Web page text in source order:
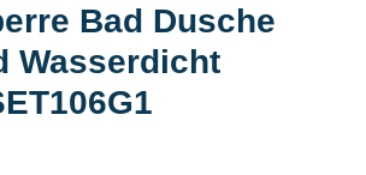
Bad Dusche
Wasserdicht